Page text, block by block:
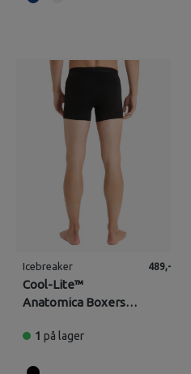
Icebreaker
Cool-Lite™
Anatomica Boxers
489,-
1 på lager